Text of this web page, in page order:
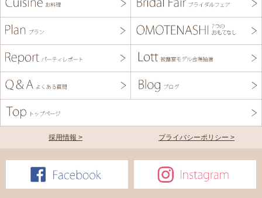
採用情報 > プライバシーポリシー >